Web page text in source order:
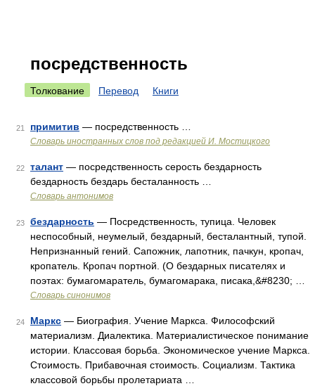
посредственность
Толкование Перевод Книги
21 примитив — посредственность …
Словарь иностранных слов под редакцией И. Мостицкого
22 талант — посредственность серость бездарность
бездарность бездарь бесталанность …
Словарь антонимов
23 бездарность — Посредственность, тупица. Человек
неспособный, неумелый, бездарный, бесталантный, тупой.
Непризнанный гений. Сапожник, лапотник, пачкун, кропач,
кропатель. Кропач портной. (О бездарных писателях и
поэтах: бумагомаратель, бумагомарака, писака,&#8230; …
Словарь синонимов
24 Маркс — Биография. Учение Маркса. Философский
материализм. Диалектика. Материалистическое понимание
истории. Классовая борьба. Экономическое учение Маркса.
Стоимость. Прибавочная стоимость. Социализм. Тактика
классовой борьбы пролетариата …